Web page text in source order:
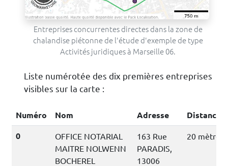
Entreprises concurrentes directes dans la zone de
chalandise piétonne de l'étude d'exemple de type
Activités juridiques à Marseille 06.
Liste numérotée des dix premières entreprises
visibles sur la carte :
Numéro Nom Adresse
Distance
0
OFFICE NOTARIAL
MAITRE NOLWENN
BOCHEREL
163 Rue
PARADIS,
13006
20 mètres